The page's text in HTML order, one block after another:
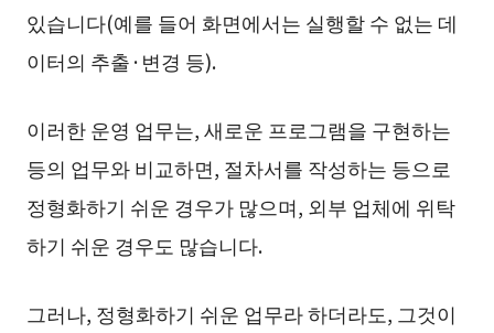
있습니다(예를 들어 화면에서는 실행할 수 없는 데
이터의 추출·변경 등).
이러한 운영 업무는, 새로운 프로그램을 구현하는
등의 업무와 비교하면, 절차서를 작성하는 등으로
정형화하기 쉬운 경우가 많으며, 외부 업체에 위탁
하기 쉬운 경우도 많습니다.
그러나, 정형화하기 쉬운 업무라 하더라도, 그것이